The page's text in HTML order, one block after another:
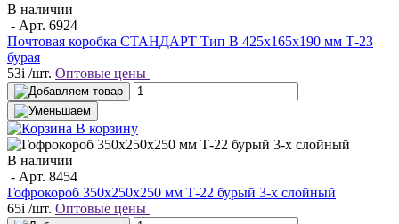
В наличии
- Арт. 6924
Почтовая коробка СТАНДАРТ Тип В 425х165х190 мм Т-23
бурая
53i /шт. Оптовые цены
В корзину
В наличии
- Арт. 8454
Гофрокороб 350х250х250 мм Т-22 бурый 3-х слойный
65i /шт. Оптовые цены